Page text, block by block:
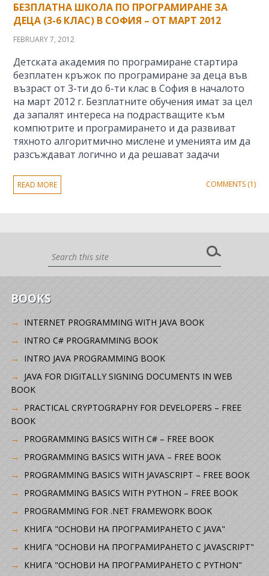
БЕЗПЛАТНА ШКОЛА ПО ПРОГРАМИРАНЕ ЗА
ДЕЦА (3-6 КЛАС) В СОФИЯ – ОТ МАРТ 2012
FEBRUARY 7, 2012
Детската академия по програмиране стартира
безплатен кръжок по програмиране за деца във
възраст от 3-ти до 6-ти клас в София в началото
на март 2012 г. Безплатните обучения имат за цел
да запалят интереса на подрастващите към
компютрите и програмирането и да развиват
тяхното алгоритмично мислене и уменията им да
разсъждават логично и да решават задачи
READ MORE COMMENTS (1)
BOOKS
INTERNET PROGRAMMING WITH JAVA BOOK
INTRO C# PROGRAMMING BOOK
INTRO JAVA PROGRAMMING BOOK
JAVA FOR DIGITALLY SIGNING DOCUMENTS IN WEB
BOOK
PRACTICAL CRYPTOGRAPHY FOR DEVELOPERS – FREE
BOOK
PROGRAMMING BASICS WITH C# – FREE BOOK
PROGRAMMING BASICS WITH JAVA – FREE BOOK
PROGRAMMING BASICS WITH JAVASCRIPT – FREE BOOK
PROGRAMMING BASICS WITH PYTHON – FREE BOOK
PROGRAMMING FOR .NET FRAMEWORK BOOK
КНИГА "ОСНОВИ НА ПРОГРАМИРАНЕТО С JAVA"
КНИГА "ОСНОВИ НА ПРОГРАМИРАНЕТО С JAVASCRIPT"
КНИГА "ОСНОВИ НА ПРОГРАМИРАНЕТО С PYTHON"